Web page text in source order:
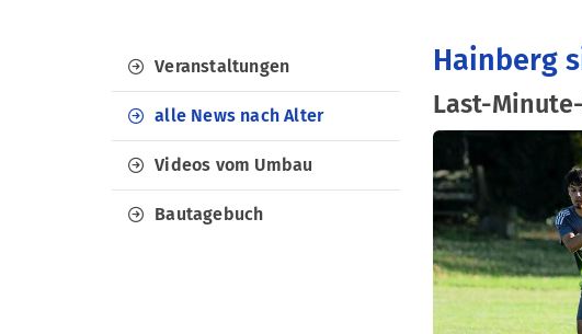
Hainberg
Last-
Veranstaltungen
alle News nach Alter
Videos vom Umbau
Bautagebuch